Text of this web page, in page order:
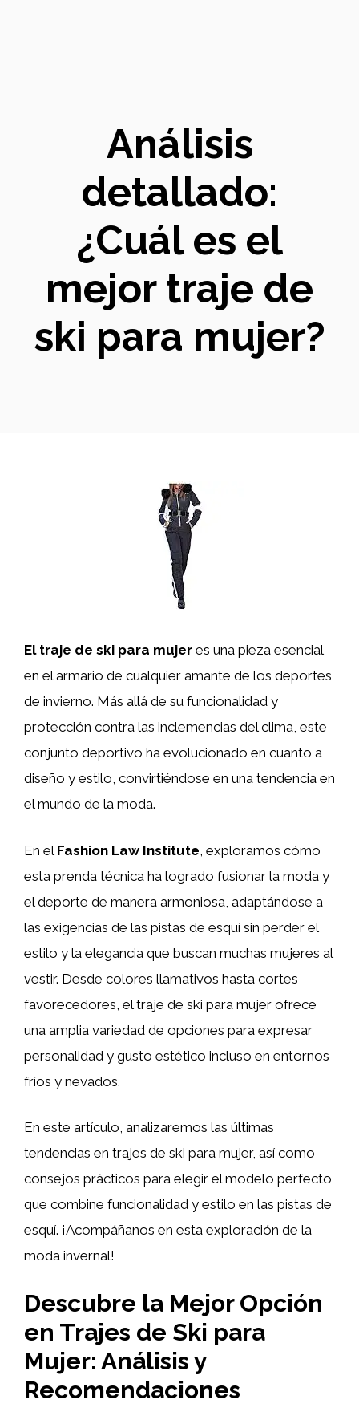
Análisis
detallado:
¿Cuál es el
mejor traje de
ski para mujer?
El traje de ski para mujer es una pieza esencial
en el armario de cualquier amante de los deportes
de invierno. Más allá de su funcionalidad y
protección contra las inclemencias del clima, este
conjunto deportivo ha evolucionado en cuanto a
diseño y estilo, convirtiéndose en una tendencia en
el mundo de la moda.
En el Fashion Law Institute , exploramos cómo
esta prenda técnica ha logrado fusionar la moda y
el deporte de manera armoniosa, adaptándose a
las exigencias de las pistas de esquí sin perder el
estilo y la elegancia que buscan muchas mujeres al
vestir. Desde colores llamativos hasta cortes
favorecedores, el traje de ski para mujer ofrece
una amplia variedad de opciones para expresar
personalidad y gusto estético incluso en entornos
fríos y nevados.
En este artículo, analizaremos las últimas
tendencias en trajes de ski para mujer, así como
consejos prácticos para elegir el modelo perfecto
que combine funcionalidad y estilo en las pistas de
esquí. ¡Acompáñanos en esta exploración de la
moda invernal!
Descubre la Mejor Opción
en Trajes de Ski para
Mujer: Análisis y
Recomendaciones